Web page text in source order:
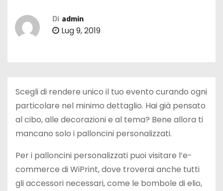
Di admin
Lug 9, 2019
Scegli di rendere unico il tuo evento curando ogni
particolare nel minimo dettaglio. Hai già pensato
al cibo, alle decorazioni e al tema? Bene allora ti
mancano solo i palloncini personalizzati.
Per i palloncini personalizzati puoi visitare l’e-
commerce di WiPrint, dove troverai anche tutti
gli accessori necessari, come le bombole di elio,